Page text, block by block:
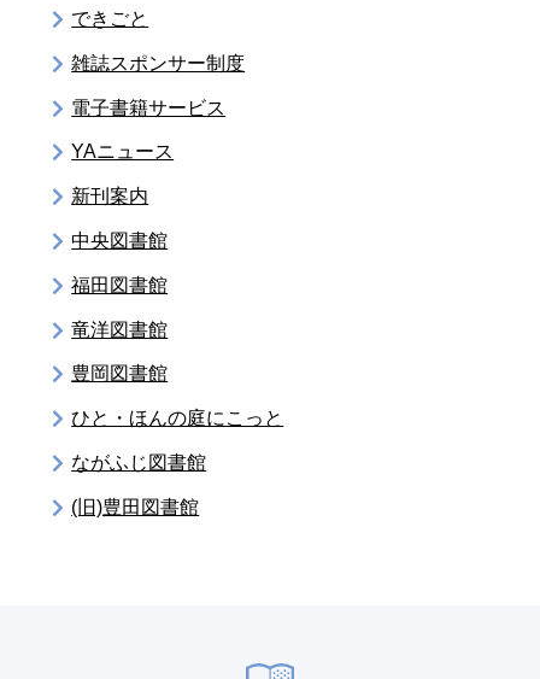
できごと
雑誌スポンサー制度
電子書籍サービス
YAニュース
新刊案内
中央図書館
福田図書館
竜洋図書館
豊岡図書館
ひと・ほんの庭にこっと
ながふじ図書館
(旧)豊田図書館